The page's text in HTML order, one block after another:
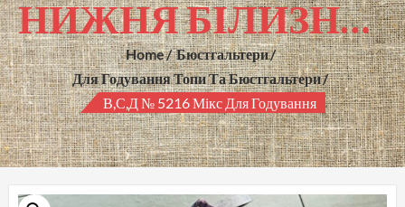
НИЖНЯ БІЛИЗНА ГУРТОМ
Home
Бюстгальтери
Для Годування Топи Та Бюстгальтери
В,С,Д № 5216 Мікс Для Годування